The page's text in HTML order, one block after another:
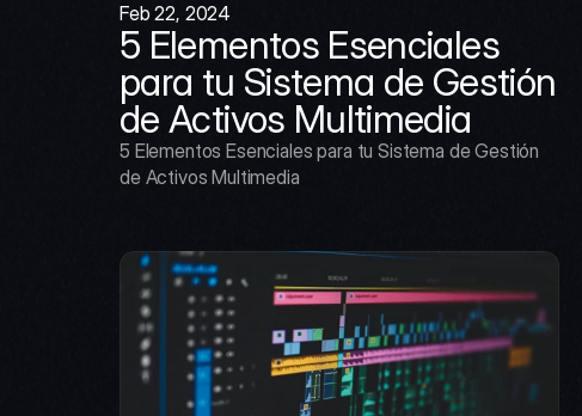
Feb 22, 2024
5 Elementos Esenciales
para tu Sistema de Gestión
de Activos Multimedia
5 Elementos Esenciales para tu Sistema de Gestión
de Activos Multimedia